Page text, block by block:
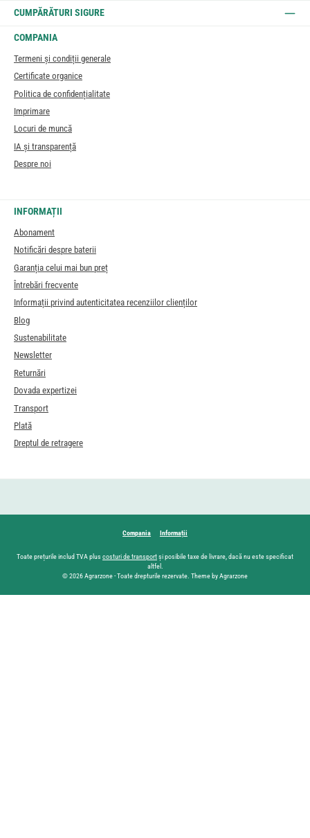
CUMPĂRĂTURI SIGURE
COMPANIA
Termeni și condiții generale
Certificate organice
Politica de confidențialitate
Imprimare
Locuri de muncă
IA și transparență
Despre noi
INFORMAȚII
Abonament
Notificări despre baterii
Garanția celui mai bun preț
Întrebări frecvente
Informații privind autenticitatea recenziilor clienților
Blog
Sustenabilitate
Newsletter
Returnări
Dovada expertizei
Transport
Plată
Dreptul de retragere
Compania Informații
Toate prețurile includ TVA plus costuri de transportși posibile taxe de livrare, dacă nu este specificat
altfel.
© 2026 Agrarzone - Toate drepturile rezervate. Theme by Agrarzone